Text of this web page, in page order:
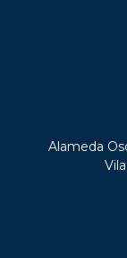
Alameda